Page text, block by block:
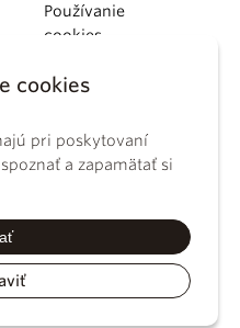
cookies
pri poskytovaní
a zapamätať si
Používanie
cookies